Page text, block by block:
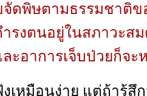
จัดพิษตามธรรมชาติข
รงตนอยู่ในสภาวะส
ละอาการเจ็บป่วยก็จะ
เหมือนง่าย แต่ถ้ารู้สึ